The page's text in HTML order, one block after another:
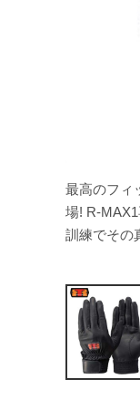
最高のフィ
場! R-
訓練でその